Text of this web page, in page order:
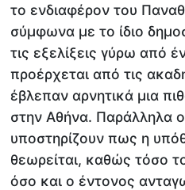
το ενδιαφέρον του
σύμφωνα με το ίδιο
τις εξελίξεις γύρω από
προέρχεται από τις
έβλεπαν αρνητικά μια
στην Αθήνα. Παράλληλα
υποστηρίζουν πως η
θεωρείται, καθώς τόσο
όσο και ο έντονος